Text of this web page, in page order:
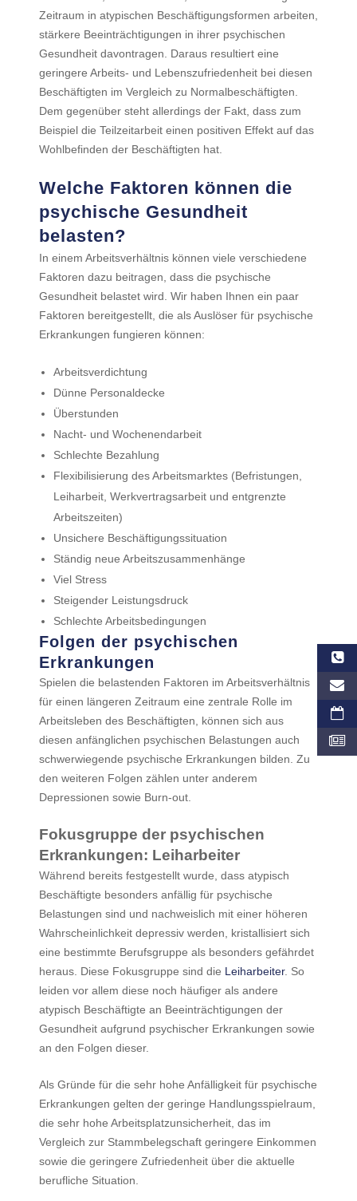
Zeitraum in atypischen Beschäftigungsformen arbeiten,
stärkere Beeinträchtigungen in ihrer psychischen
Gesundheit davontragen. Daraus resultiert eine
geringere Arbeits- und Lebenszufriedenheit bei diesen
Beschäftigten im Vergleich zu Normalbeschäftigten.
Dem gegenüber steht allerdings der Fakt, dass zum
Beispiel die Teilzeitarbeit einen positiven Effekt auf das
Wohlbefinden der Beschäftigten hat.
Welche Faktoren können die
psychische Gesundheit
belasten?
In einem Arbeitsverhältnis können viele verschiedene
Faktoren dazu beitragen, dass die psychische
Gesundheit belastet wird. Wir haben Ihnen ein paar
Faktoren bereitgestellt, die als Auslöser für psychische
Erkrankungen fungieren können:
Arbeitsverdichtung
Dünne Personaldecke
Überstunden
Nacht- und Wochenendarbeit
Schlechte Bezahlung
Flexibilisierung des Arbeitsmarktes (Befristungen,
Leiharbeit, Werkvertragsarbeit und entgrenzte
Arbeitszeiten)
Unsichere Beschäftigungssituation
Ständig neue Arbeitszusammenhänge
Viel Stress
Steigender Leistungsdruck
Schlechte Arbeitsbedingungen
Folgen der psychischen
Erkrankungen
Spielen die belastenden Faktoren im Arbeitsverhältnis
für einen längeren Zeitraum eine zentrale Rolle im
Arbeitsleben des Beschäftigten, können sich aus
diesen anfänglichen psychischen Belastungen auch
schwerwiegende psychische Erkrankungen bilden. Zu
den weiteren Folgen zählen unter anderem
Depressionen sowie Burn-out.
Fokusgruppe der psychischen
Erkrankungen: Leiharbeiter
Während bereits festgestellt wurde, dass atypisch
Beschäftigte besonders anfällig für psychische
Belastungen sind und nachweislich mit einer höheren
Wahrscheinlichkeit depressiv werden, kristallisiert sich
eine bestimmte Berufsgruppe als besonders gefährdet
heraus. Diese Fokusgruppe sind die Leiharbeiter. So
leiden vor allem diese noch häufiger als andere
atypisch Beschäftigte an Beeinträchtigungen der
Gesundheit aufgrund psychischer Erkrankungen sowie
an den Folgen dieser.
Als Gründe für die sehr hohe Anfälligkeit für psychische
Erkrankungen gelten der geringe Handlungsspielraum,
die sehr hohe Arbeitsplatzunsicherheit, das im
Vergleich zur Stammbelegschaft geringere Einkommen
sowie die geringere Zufriedenheit über die aktuelle
berufliche Situation.